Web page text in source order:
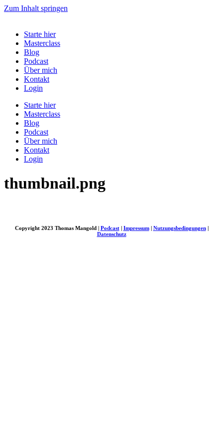
Zum Inhalt springen
Starte hier
Masterclass
Blog
Podcast
Über mich
Kontakt
Login
Starte hier
Masterclass
Blog
Podcast
Über mich
Kontakt
Login
thumbnail.png
Copyright 2023 Thomas Mangold | Podcast| Impressum| Nutzungsbedingungen|
Datenschutz